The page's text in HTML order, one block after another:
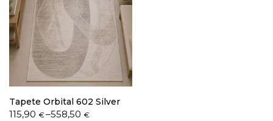
Termos e condições
Política de Privacidade
Tapete Orbital 602 Silver
115,90 €–558,50€
Price